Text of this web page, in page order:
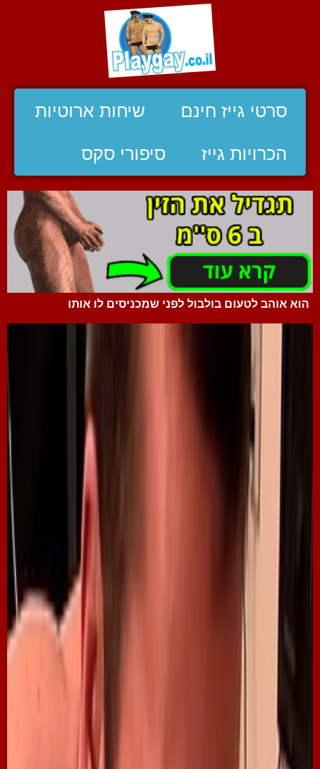
סרטי גייז חינם שיחות ארוטיות
הכרויות גייז סיפורי סקס
הוא אוהב לטעום בולבול לפני שמכניסים לו אותו